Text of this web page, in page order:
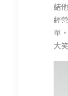
結
經
單
大